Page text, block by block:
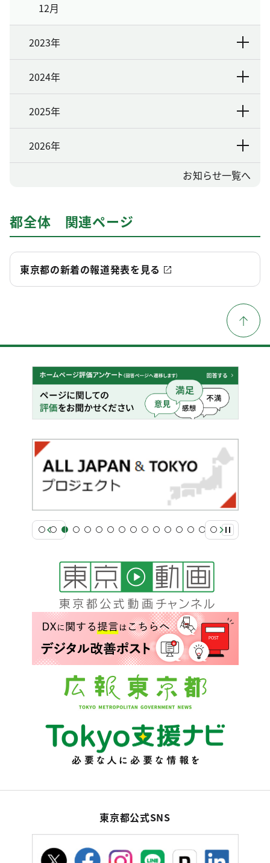
12月
2023年
2024年
2025年
2026年
お知らせ一覧へ
都全体 関連ページ
東京都の新着の報道発表を見る
東京都公式SNS